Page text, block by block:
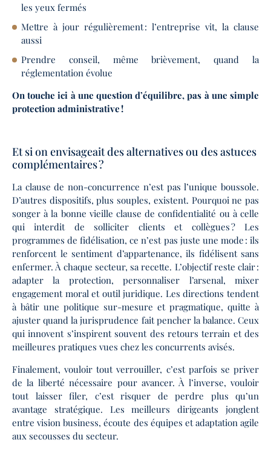
les yeux fermés
Mettre à jour régulièrement : l’entreprise vit, la clause
aussi
Prendre conseil, même brièvement, quand la
réglementation évolue
On touche ici à une question d’équilibre, pas à une simple
protection administrative !
Et si on envisageait des alternatives ou des astuces
complémentaires ?
La clause de non-concurrence n’est pas l’unique boussole.
D’autres dispositifs, plus souples, existent. Pourquoi ne pas
songer à la bonne vieille clause de confidentialité ou à celle
qui interdit de solliciter clients et collègues ? Les
programmes de fidélisation, ce n’est pas juste une mode : ils
renforcent le sentiment d’appartenance, ils fidélisent sans
enfermer. À chaque secteur, sa recette. L’objectif reste clair :
adapter la protection, personnaliser l’arsenal, mixer
engagement moral et outil juridique. Les directions tendent
à bâtir une politique sur-mesure et pragmatique, quitte à
ajuster quand la jurisprudence fait pencher la balance. Ceux
qui innovent s’inspirent souvent des retours terrain et des
meilleures pratiques vues chez les concurrents avisés.
Finalement, vouloir tout verrouiller, c’est parfois se priver
de la liberté nécessaire pour avancer. À l’inverse, vouloir
tout laisser filer, c’est risquer de perdre plus qu’un
avantage stratégique. Les meilleurs dirigeants jonglent
entre vision business, écoute des équipes et adaptation agile
aux secousses du secteur.